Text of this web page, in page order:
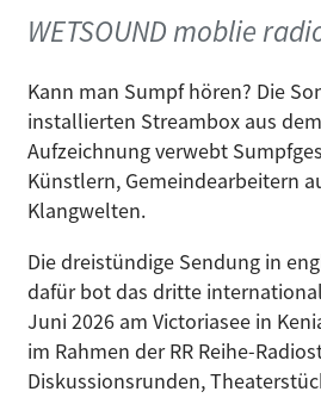
WETSOUND moblie
Kann man Sumpf hören? Die
installierten Streambox aus
Aufzeichnung verwebt
Künstlern, Gemeindearbeitern
Klangwelten.
Die dreistündige Sendung in
dafür bot das dritte
Juni 2026 am Victoriasee in
im Rahmen der RR Reihe-
Diskussionsrunden,